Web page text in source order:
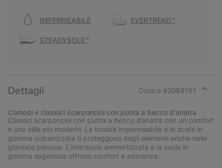
IMPERMEABILE EVERTREAD™
STEADYSOLE™
Dettagli Codice #2088161
section
Comodi e classici scarponcini con punta a becco d'anatra
Classici scarponcini con punta a becco d’anatra con un comfort
e uno stile più moderni. La tomaia impermeabile e lo scafo in
gomma vulcanizzata ti proteggono dagli elementi anche nelle
giornate piovose. L’intersuola ammortizzata e la suola in
gomma sagomata offrono comfort e aderenza.